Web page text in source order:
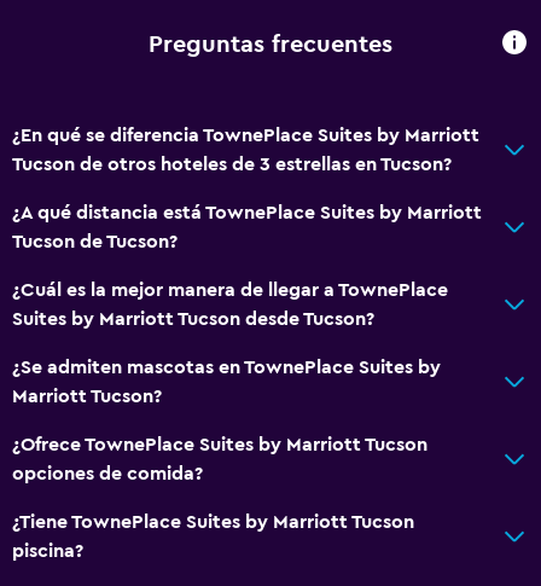
Preguntas frecuentes
¿En qué se diferencia TownePlace Suites by Marriott
Tucson de otros hoteles de 3 estrellas en Tucson?
¿A qué distancia está TownePlace Suites by Marriott
Tucson de Tucson?
¿Cuál es la mejor manera de llegar a TownePlace
Suites by Marriott Tucson desde Tucson?
¿Se admiten mascotas en TownePlace Suites by
Marriott Tucson?
¿Ofrece TownePlace Suites by Marriott Tucson
opciones de comida?
¿Tiene TownePlace Suites by Marriott Tucson
piscina?